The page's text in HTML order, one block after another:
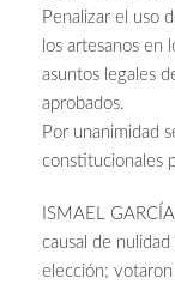
Penalizar el uso
los artesanos en
asuntos legales
aprobados.
Por unanimidad
constitucionales
ISMAEL
causal de nulidad
elección; votaron